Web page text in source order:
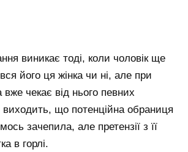
виникає тоді, коли чоловік ще
його ця жінка чи ні, але при
чекає від нього певних
виходить, що потенційна обраниця
зачепила, але претензії з її
в горлі.